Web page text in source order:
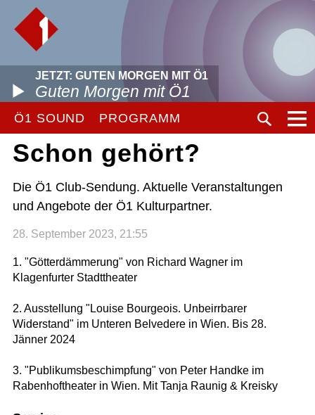
JETZT: GUTEN MORGEN MIT Ö1
Guten Morgen mit Ö1
Ö1 SOUND PROGRAMM
Schon gehört?
Die Ö1 Club-Sendung. Aktuelle Veranstaltungen
und Angebote der Ö1 Kulturpartner.
28. September 2023, 21:55
1. "Götterdämmerung" von Richard Wagner im
Klagenfurter Stadttheater
2. Ausstellung "Louise Bourgeois. Unbeirrbarer
Widerstand" im Unteren Belvedere in Wien. Bis 28.
Jänner 2024
3. "Publikumsbeschimpfung" von Peter Handke im
Rabenhoftheater in Wien. Mit Tanja Raunig & Kreisky